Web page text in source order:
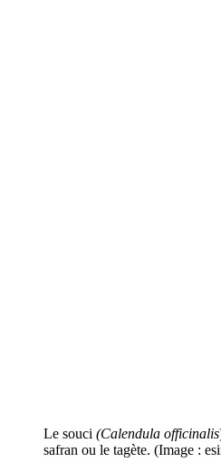
Le souci (Calendula officinalis
safran ou le tagète. (Image :